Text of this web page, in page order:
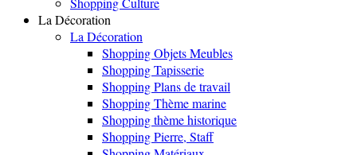
La Décoration
La Décoration
Shopping Objets Meubles
Shopping Tapisserie
Shopping Plans de travail
Shopping Thème marine
Shopping thème historique
Shopping Pierre, Staff